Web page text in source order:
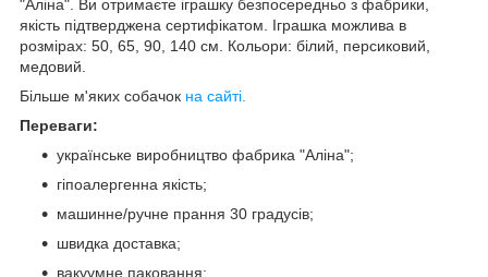
"Аліна". Ви отримаєте іграшку безпосередньо з фабрики,
якість підтверджена сертифікатом. Іграшка можлива в
розмірах: 50, 65, 90, 140 см. Кольори: білий, персиковий,
медовий.
Більше м'яких собачок на сайті.
Переваги:
українське виробництво фабрика "Аліна";
гіпоалергенна якість;
машинне/ручне прання 30 градусів;
швидка доставка;
вакуумне паковання;